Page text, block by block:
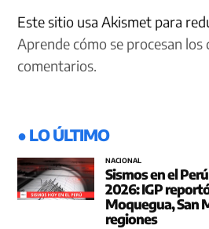
Este sitio usa Akismet para
Aprende cómo se procesan los
comentarios.
● LO ÚLTIMO
NACIONAL
Sismos en el
2026: IGP
Moquegua, San
regiones